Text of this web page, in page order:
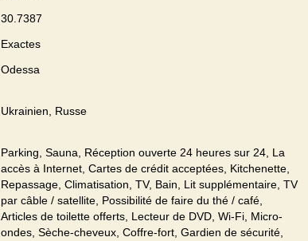
30.7387
Exactes
Odessa
Ukrainien, Russe
Parking, Sauna, Réception ouverte 24 heures sur 24, La
accès à Internet, Cartes de crédit acceptées, Kitchenette,
Repassage, Climatisation, TV, Bain, Lit supplémentaire, TV
par câble / satellite, Possibilité de faire du thé / café,
Articles de toilette offerts, Lecteur de DVD, Wi-Fi, Micro-
ondes, Sèche-cheveux, Coffre-fort, Gardien de sécurité,